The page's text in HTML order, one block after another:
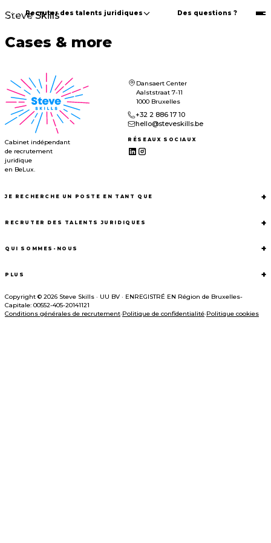
Recruter des talents juridiques Des questions ?
Steve Skills
Cases & more
Cabinet indépendant
de recrutement
juridique
en BeLux.
Dansaert Center
Aalststraat 7-11
1000 Bruxelles
+32 2 886 17 10
hello@steveskills.be
RÉSEAUX SOCIAUX
JE RECHERCHE UN POSTE EN TANT QUE +
RECRUTER DES TALENTS JURIDIQUES +
QUI SOMMES-NOUS +
PLUS +
Copyright © 2026 Steve Skills · UU BV · ENREGISTRÉ EN Région de Bruxelles-
Capitale: 00552-405-20141121
Conditions générales de recrutement·Politique de confidentialité·Politique cookies